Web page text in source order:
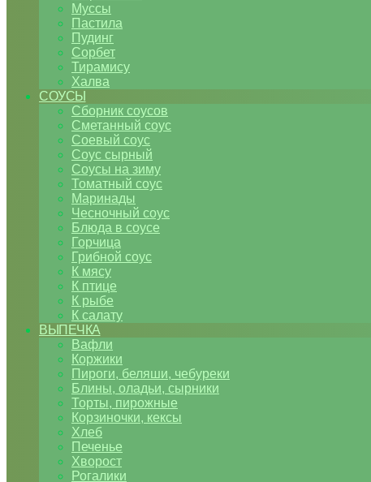
Муссы
Пастила
Пудинг
Сорбет
Тирамису
Халва
СОУСЫ
Сборник соусов
Сметанный соус
Соевый соус
Соус сырный
Соусы на зиму
Томатный соус
Маринады
Чесночный соус
Блюда в соусе
Горчица
Грибной соус
К мясу
К птице
К рыбе
К салату
ВЫПЕЧКА
Вафли
Коржики
Пироги, беляши, чебуреки
Блины, оладьи, сырники
Торты, пирожные
Корзиночки, кексы
Хлеб
Печенье
Хворост
Рогалики